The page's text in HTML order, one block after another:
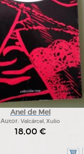
Anel de Mel
Autor:Valcárcel, Xulio
18,00 €